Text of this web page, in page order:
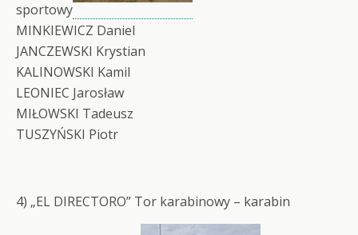
sportowy
MINKIEWICZ Daniel
JANCZEWSKI Krystian
KALINOWSKI Kamil
LEONIEC Jarosław
MIŁOWSKI Tadeusz
TUSZYŃSKI Piotr
4) „EL DIRECTORO” Tor karabinowy – karabin